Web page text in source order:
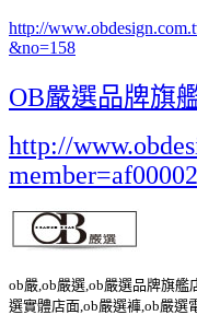
http://
&no=158
OB嚴選品牌旗
http://
ob嚴,ob嚴選,ob嚴選品牌旗艦
選實體店面,ob嚴選褲,ob嚴選